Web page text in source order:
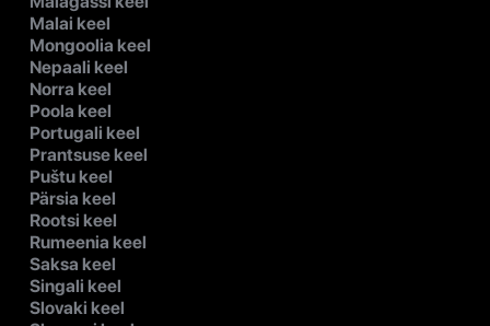
Malai keel
Mongoolia keel
Nepaali keel
Norra keel
Poola keel
Portugali keel
Prantsuse keel
Puštu keel
Pärsia keel
Rootsi keel
Rumeenia keel
Saksa keel
Singali keel
Slovaki keel